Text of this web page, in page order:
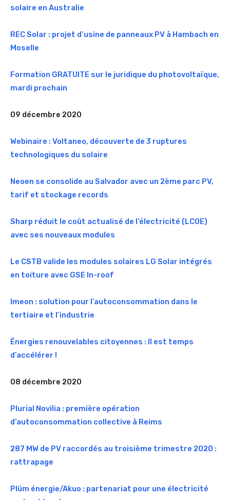
solaire en Australie
REC Solar : projet d’usine de panneaux PV à Hambach en
Moselle
Formation GRATUITE sur le juridique du photovoltaïque,
mardi prochain
09 décembre 2020
Webinaire : Voltaneo, découverte de 3 ruptures
technologiques du solaire
Neoen se consolide au Salvador avec un 2ème parc PV,
tarif et stockage records
Sharp réduit le coût actualisé de l’électricité (LCOE)
avec ses nouveaux modules
Le CSTB valide les modules solaires LG Solar intégrés
en toiture avec GSE In-roof
Imeon : solution pour l’autoconsommation dans le
tertiaire et l’industrie
Énergies renouvelables citoyennes : Il est temps
d’accélérer !
08 décembre 2020
Plurial Novilia : première opération
d’autoconsommation collective à Reims
287 MW de PV raccordés au troisième trimestre 2020 :
rattrapage
Plüm énergie/Akuo : partenariat pour une électricité